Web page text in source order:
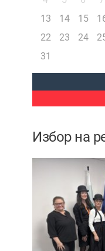
13
14 15
22
23 24
31
Избор на